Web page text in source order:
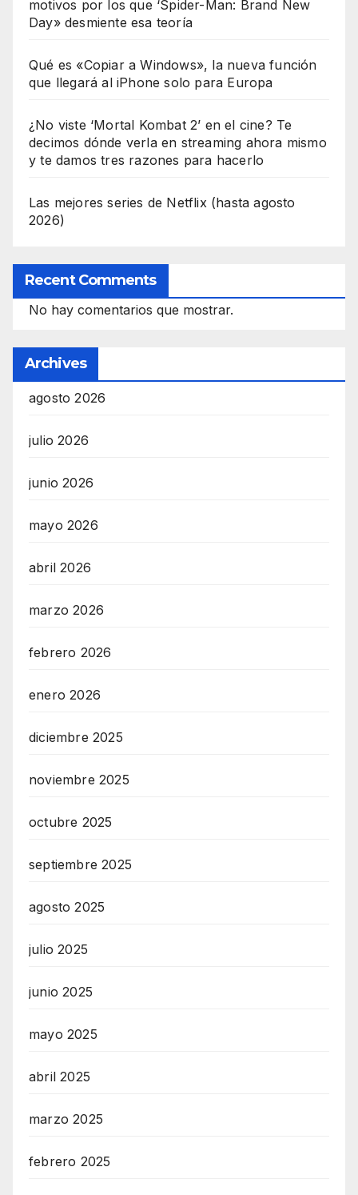
motivos por los que ‘Spider-Man: Brand New
Day» desmiente esa teoría
Qué es «Copiar a Windows», la nueva función
que llegará al iPhone solo para Europa
¿No viste ‘Mortal Kombat 2’ en el cine? Te
decimos dónde verla en streaming ahora mismo
y te damos tres razones para hacerlo
Las mejores series de Netflix (hasta agosto
2026)
Recent Comments
No hay comentarios que mostrar.
Archives
agosto 2026
julio 2026
junio 2026
mayo 2026
abril 2026
marzo 2026
febrero 2026
enero 2026
diciembre 2025
noviembre 2025
octubre 2025
septiembre 2025
agosto 2025
julio 2025
junio 2025
mayo 2025
abril 2025
marzo 2025
febrero 2025